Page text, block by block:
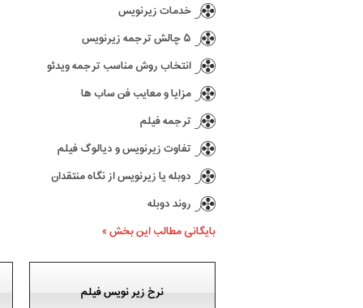
خدمات زیرنویس
۵ چالش ترجمه زیرنویس
انتخاب روش مناسب ترجمه ویدئو
مزایا و معایب فن ساب ها
ترجمه فیلم
تفاوت زیرنویس و دیالوگ فیلم
دوبله یا زیرنویس از نگاه منتقدان
روند دوبله
بایگانی مطالب این بخش »
نرخ زیر نویس فیلم